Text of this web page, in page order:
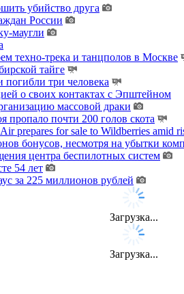
убийство друга
России
маугли
техно-трека и танцполов в Москве
тайге
погибли три человека
о своих контактах с Эпштейном
массовой драки
пропало почти 200 голов скота
prepares for sale to Wildberries amid
бонусов, несмотря на убытки
центра беспилотных систем
54 лет
за 225 миллионов рублей
Загрузка...
Загрузка...